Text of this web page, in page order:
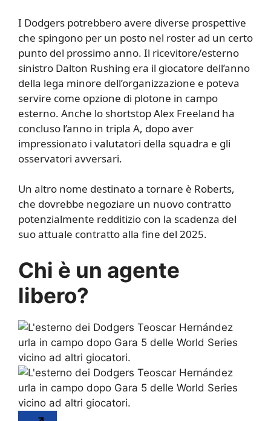
I Dodgers potrebbero avere diverse prospettive
che spingono per un posto nel roster ad un certo
punto del prossimo anno. Il ricevitore/esterno
sinistro Dalton Rushing era il giocatore dell’anno
della lega minore dell’organizzazione e poteva
servire come opzione di plotone in campo
esterno. Anche lo shortstop Alex Freeland ha
concluso l’anno in tripla A, dopo aver
impressionato i valutatori della squadra e gli
osservatori avversari.
Un altro nome destinato a tornare è Roberts,
che dovrebbe negoziare un nuovo contratto
potenzialmente redditizio con la scadenza del
suo attuale contratto alla fine del 2025.
Chi è un agente
libero?